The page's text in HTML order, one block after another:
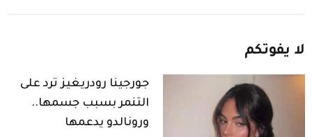
لا يفوتكم
جورجينا رودريغيز ترد على
التنمر بسبب جسمها..
ورونالدو يدعمها